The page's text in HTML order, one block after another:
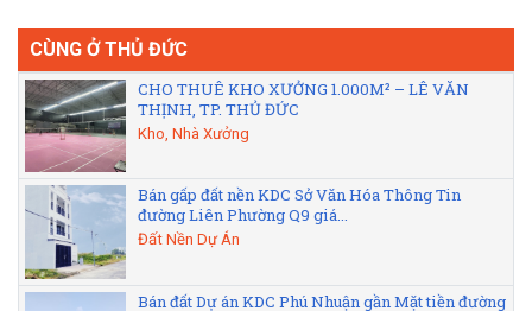
CÙNG Ở THỦ ĐỨC
CHO THUÊ KHO XƯỞNG 1.000M² – LÊ VĂN
THỊNH, TP. THỦ ĐỨC
Kho, Nhà Xưởng
Bán gấp đất nền KDC Sở Văn Hóa Thông Tin
đường Liên Phường Q9 giá...
Đất Nền Dự Án
Bán đất Dự án KDC Phú Nhuận gần Mặt tiền đường